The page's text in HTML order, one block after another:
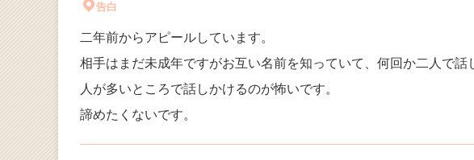
告白
二年前からアピールしています。
相手はまだ未成年ですがお互い名前を知っていて、何回か二人で話
人が多いところで話しかけるのが怖いです。
諦めたくないです。